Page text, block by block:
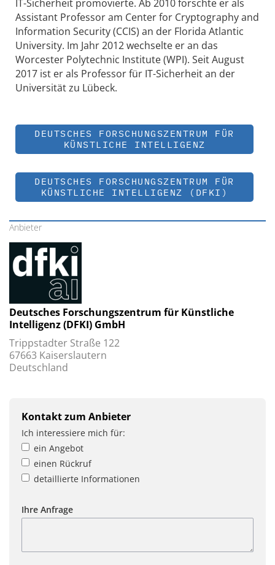
IT-Sicherheit promovierte. Ab 2010 forschte er als
Assistant Professor am Center for Cryptography and
Information Security (CCIS) an der Florida Atlantic
University. Im Jahr 2012 wechselte er an das
Worcester Polytechnic Institute (WPI). Seit August
2017 ist er als Professor für IT-Sicherheit an der
Universität zu Lübeck.
DEUTSCHES FORSCHUNGSZENTRUM FÜR
KÜNSTLICHE INTELLIGENZ
DEUTSCHES FORSCHUNGSZENTRUM FÜR
KÜNSTLICHE INTELLIGENZ (DFKI)
Anbieter
Deutsches Forschungszentrum für Künstliche
Intelligenz (DFKI) GmbH
Trippstadter Straße 122
67663 Kaiserslautern
Deutschland
Kontakt zum Anbieter
Ich interessiere mich für:
ein Angebot
einen Rückruf
detaillierte Informationen
Ihre Anfrage